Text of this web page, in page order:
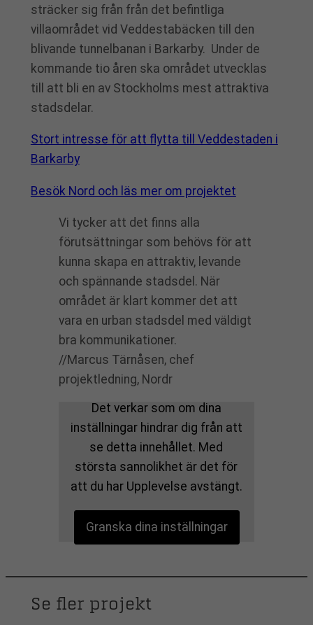
sträcker sig från från det befintliga
villaområdet vid Veddestabäcken till den
blivande tunnelbanan i Barkarby. Under de
kommande tio åren ska området utvecklas
till att bli en av Stockholms mest attraktiva
stadsdelar.
Stort intresse för att flytta till Veddestaden i
Barkarby
Besök Nord och läs mer om projektet
Vi tycker att det finns alla
förutsättningar som behövs för att
kunna skapa en attraktiv, levande
och spännande stadsdel. När
området är klart kommer det att
vara en urban stadsdel med väldigt
bra kommunikationer.
//Marcus Tärnåsen, chef
projektledning, Nordr
Det verkar som om dina
inställningar hindrar dig från att
se detta innehållet. Med
största sannolikhet är det för
att du har Upplevelse avstängt.
Granska dina inställningar
Se fler projekt